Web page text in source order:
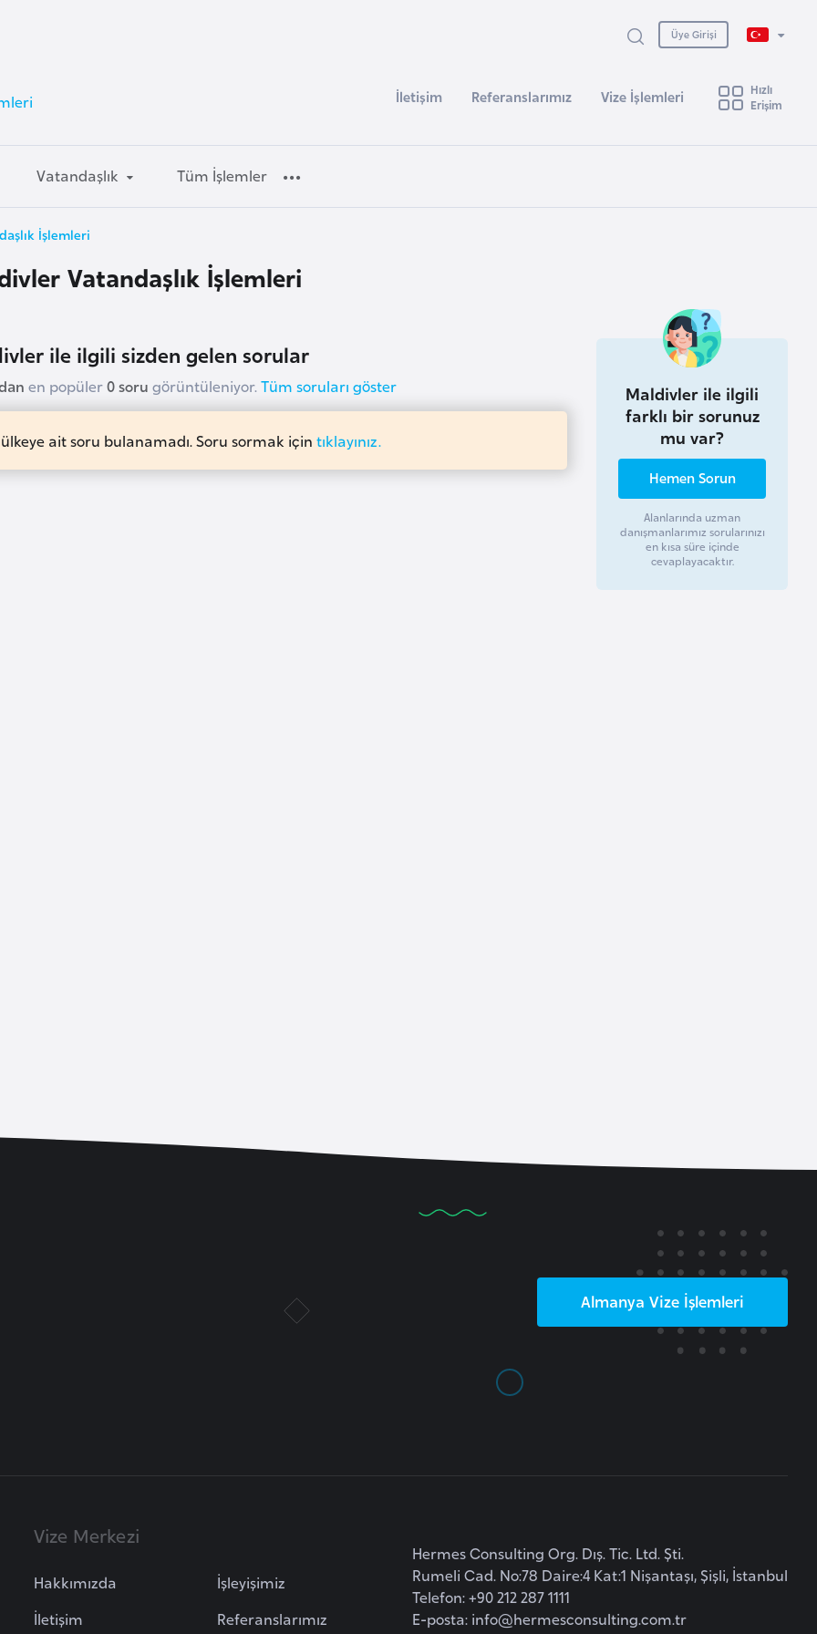
Üye Girişi
İletişim Referanslarımız Vize İşlemleri
Hızlı
Erişim
Vatandaşlık Tüm İşlemler
İşlemleri
Vatandaşlık İşlemleri
ile ilgili sizden gelen sorular
en popüler0 soru görüntüleniyor.Tüm soruları göster
ait soru bulanamadı. Soru sormak için tıklayınız.
Maldivler ile ilgili
farklı bir sorunuz
mu var?
Hemen Sorun
Alanlarında uzman
danışmanlarımız sorularınızı
en kısa süre içinde
cevaplayacaktır.
Almanya Vize İşlemleri
Vize Merkezi
Hakkımızda
İletişim
İşleyişimiz
Referanslarımız
Hermes Consulting Org. Dış. Tic. Ltd. Şti.
Rumeli Cad. No:78 Daire:4 Kat:1 Nişantaşı, Şişli, İstanbul
Telefon: +90 212 287 1111
E-posta: info@hermesconsulting.com.tr